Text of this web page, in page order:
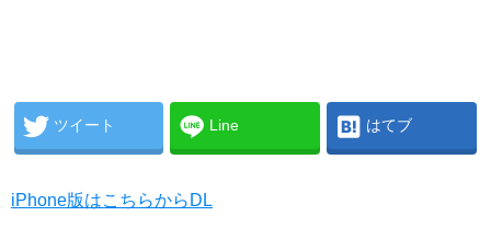
ツイート Line はてブ
iPhone版はこちらからDL